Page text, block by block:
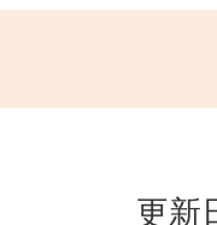
更新